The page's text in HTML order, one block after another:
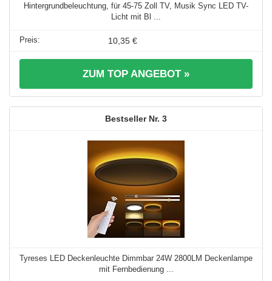
Hintergrundbeleuchtung, für 45-75 Zoll TV, Musik Sync LED TV-
Licht mit Bl ...
10,35 €
ZUM TOP ANGEBOT »
3
Tyreses LED Deckenleuchte Dimmbar 24W 2800LM Deckenlampe
mit Fernbedienung ...